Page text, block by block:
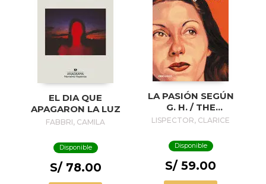
EL DIA QUE
APAGARON LA LUZ
FABBRI, CAMILA
Disponible
S/ 78.00
LA PASIÓN SEGÚN
G. H. / THE
PASSION
H.
LISPECTOR, CLARICE
Disponible
S/ 59.00